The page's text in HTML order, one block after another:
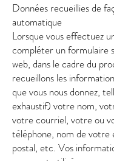
Données recueillies de
automatique
Lorsque vous effectuez
compléter un formulaire
web, dans le cadre du
recueillons les
que vous nous donnez,
exhaustif) votre nom,
votre courriel, votre ou
téléphone, nom de votre
postal, etc. Vos